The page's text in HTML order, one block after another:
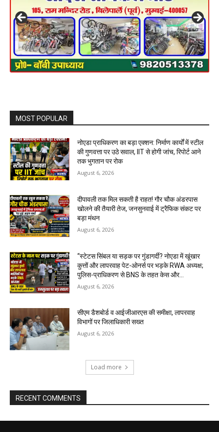
MOST POPULAR
नोएडा प्राधिकरण का बड़ा एक्शन: निर्माण कार्यों में स्टील
की गुणवत्ता पर उठे सवाल, IIT से होगी जांच, रिपोर्ट आने
तक भुगतान पर रोक
August 6, 2026
दीपावली तक मिल सकती है राहत! गौर चौक अंडरपास
खोलने की तैयारी तेज, जनसुनवाई में ट्रैफिक संकट पर
बड़ा मंथन
August 6, 2026
“स्टेटस सिंबल या सड़क पर गुंडागर्दी? नोएडा में खूंखार
कुत्तों और लापरवाह पेट-ओनर्स पर भड़के RWA अध्यक्ष;
पुलिस-प्राधिकरण से BNS के तहत केस और...
August 6, 2026
सीएम डैशबोर्ड व आईजीआरएस की समीक्षा, लापरवाह
विभागों पर जिलाधिकारी सख्त
August 6, 2026
Load more
RECENT COMMENTS